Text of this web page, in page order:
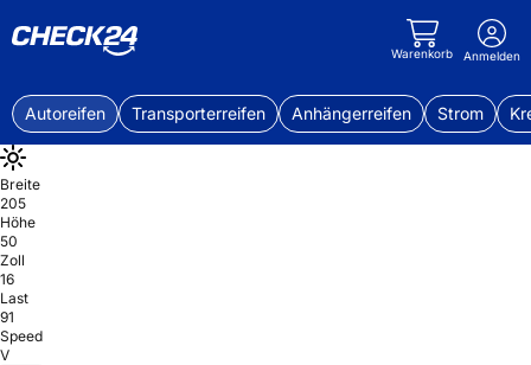
Warenkorb Anmelden
Autoreifen Transporterreifen Anhängerreifen Strom
Breite
205
Höhe
50
Zoll
16
Last
91
Speed
V